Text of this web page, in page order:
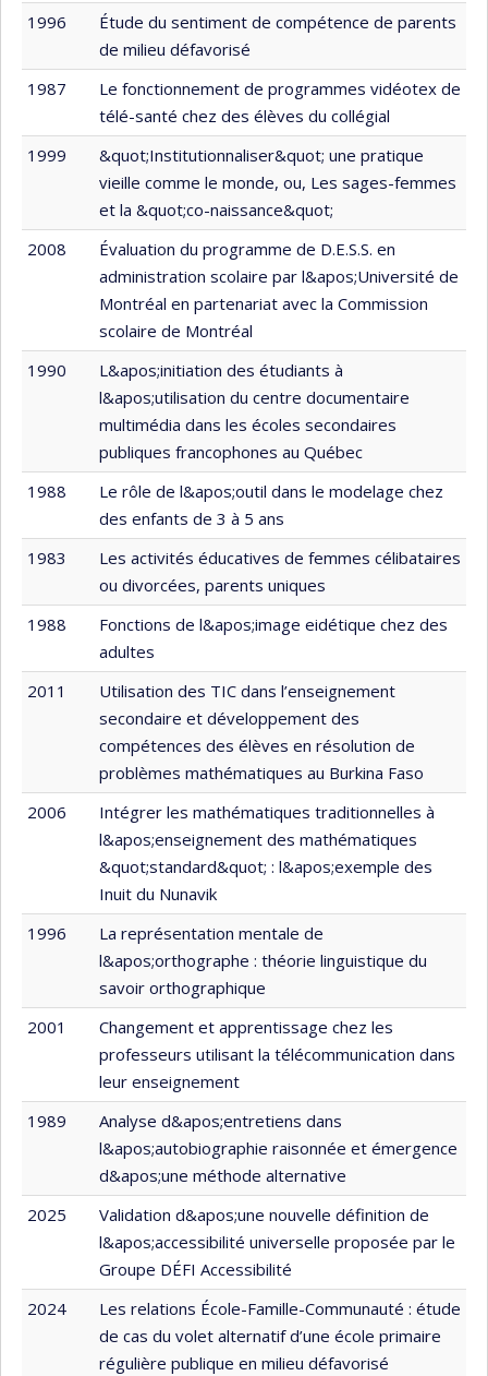
1996
Étude du sentiment de compétence de parents
de milieu défavorisé
1987
Le fonctionnement de programmes vidéotex de
télé-santé chez des élèves du collégial
1999
&quot;Institutionnaliser&quot; une pratique
vieille comme le monde, ou, Les sages-femmes
et la &quot;co-naissance&quot;
2008
Évaluation du programme de D.E.S.S. en
administration scolaire par l&apos;Université de
Montréal en partenariat avec la Commission
scolaire de Montréal
1990
L&apos;initiation des étudiants à
l&apos;utilisation du centre documentaire
multimédia dans les écoles secondaires
publiques francophones au Québec
1988
Le rôle de l&apos;outil dans le modelage chez
des enfants de 3 à 5 ans
1983
Les activités éducatives de femmes célibataires
ou divorcées, parents uniques
1988
Fonctions de l&apos;image eidétique chez des
adultes
2011
Utilisation des TIC dans l’enseignement
secondaire et développement des
compétences des élèves en résolution de
problèmes mathématiques au Burkina Faso
2006
Intégrer les mathématiques traditionnelles à
l&apos;enseignement des mathématiques
&quot;standard&quot; : l&apos;exemple des
Inuit du Nunavik
1996
La représentation mentale de
l&apos;orthographe : théorie linguistique du
savoir orthographique
2001
Changement et apprentissage chez les
professeurs utilisant la télécommunication dans
leur enseignement
1989
Analyse d&apos;entretiens dans
l&apos;autobiographie raisonnée et émergence
d&apos;une méthode alternative
2025
Validation d&apos;une nouvelle définition de
l&apos;accessibilité universelle proposée par le
Groupe DÉFI Accessibilité
2024
Les relations École-Famille-Communauté : étude
de cas du volet alternatif d’une école primaire
régulière publique en milieu défavorisé